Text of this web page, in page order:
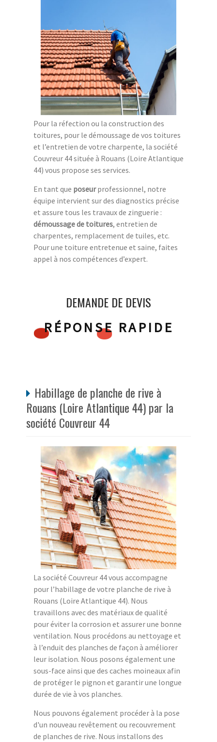
Pour la réfection ou la construction des
toitures, pour le démoussage de vos toitures
et l’entretien de votre charpente, la société
Couvreur 44 située à Rouans (Loire Atlantique
44) vous propose ses services.
En tant que poseurprofessionnel, notre
équipe intervient sur des diagnostics précise
et assure tous les travaux de zinguerie :
démoussage de toitures, entretien de
charpentes, remplacement de tuiles, etc.
Pour une toiture entretenue et saine, faites
appel à nos compétences d’expert.
DEMANDE DE DEVIS
RÉPONSE RAPIDE
Habillage de planche de rive à
Rouans (Loire Atlantique 44) par la
société Couvreur 44
La société Couvreur 44 vous accompagne
pour l’habillage de votre planche de rive à
Rouans (Loire Atlantique 44). Nous
travaillons avec des matériaux de qualité
pour éviter la corrosion et assurer une bonne
ventilation. Nous procédons au nettoyage et
à l’enduit des planches de façon à améliorer
leur isolation. Nous posons également une
sous-face ainsi que des caches moineaux afin
de protéger le pignon et garantir une longue
durée de vie à vos planches.
Nous pouvons également procéder à la pose
d'un nouveau revêtement ou recouvrement
de planches de rive. Nous installons des